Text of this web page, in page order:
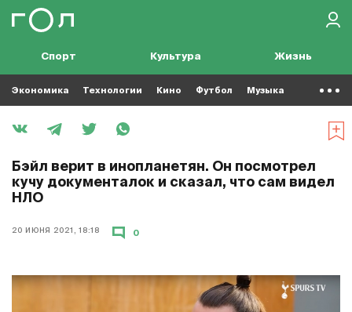
Спорт Культура Жизнь
Экономика Технологии Кино Футбол Музыка
Бэйл верит в инопланетян. Он посмотрел
кучу документалок и сказал, что сам видел
НЛО
20 ИЮНЯ 2021, 18:18 0